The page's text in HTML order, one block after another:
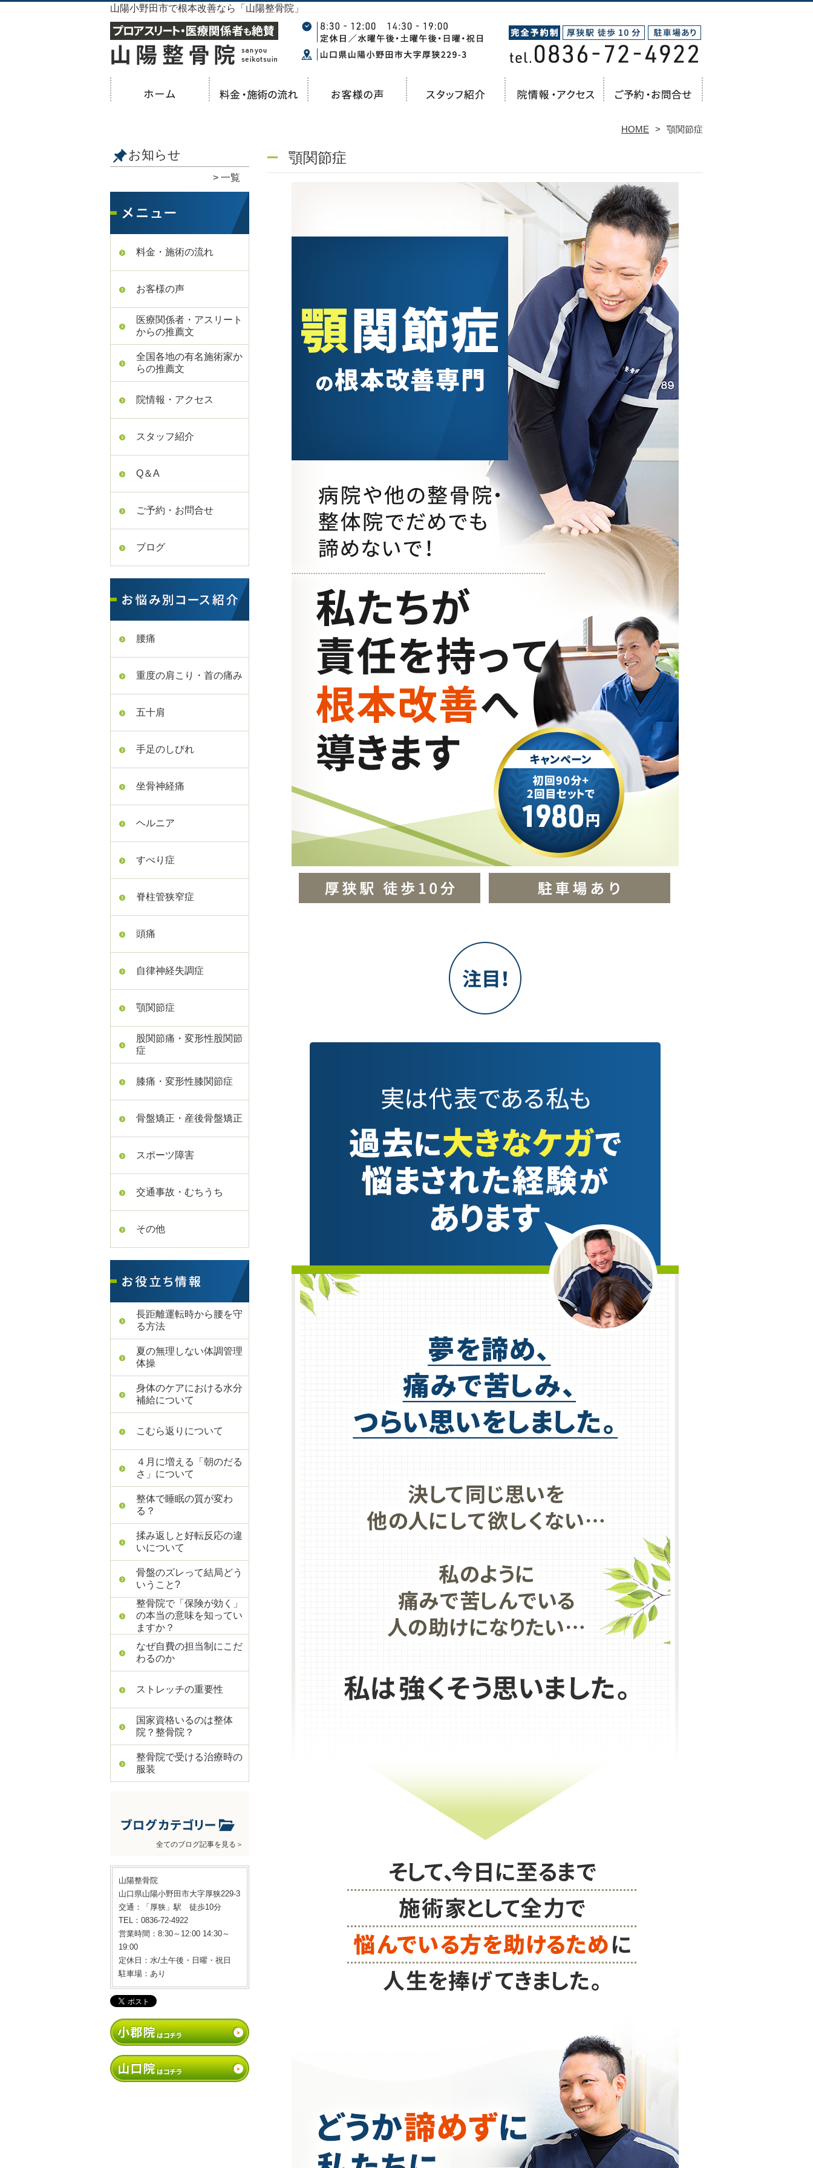
山陽小野田市で根本改善なら「山陽整骨院」
HOME 顎関節症
お知らせ
一覧
料金・施術の流れ
お客様の声
医療関係者・アスリート
からの推薦文
全国各地の有名施術家か
らの推薦文
院情報・アクセス
スタッフ紹介
Q＆A
ご予約・お問合せ
ブログ
腰痛
重度の肩こり・首の痛み
五十肩
手足のしびれ
坐骨神経痛
ヘルニア
すべり症
脊柱管狭窄症
頭痛
自律神経失調症
顎関節症
股関節痛・変形性股関節
症
膝痛・変形性膝関節症
骨盤矯正・産後骨盤矯正
スポーツ障害
交通事故・むちうち
その他
長距離運転時から腰を守
る方法
夏の無理しない体調管理
体操
身体のケアにおける水分
補給について
こむら返りについて
４月に増える「朝のだる
さ」について
整体で睡眠の質が変わ
る？
揉み返しと好転反応の違
いについて
骨盤のズレって結局どう
いうこと?
整骨院で「保険が効く」
の本当の意味を知ってい
ますか？
なぜ自費の担当制にこだ
わるのか
ストレッチの重要性
国家資格いるのは整体
院？整骨院？
整骨院で受ける治療時の
服装
全てのブログ記事を見る＞
山陽整骨院
山口県山陽小野田市大字厚狭229-3
交通：「厚狭」駅 徒歩10分
TEL：0836-72-4922
営業時間：8:30～12:00 14:30～
19:00
定休日：水/土午後・日曜・祝日
駐車場：あり
顎関節症